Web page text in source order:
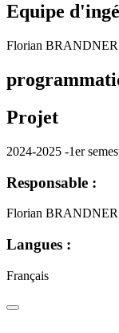
Equipe
Florian BRANDNER
Projet
2024-2025 -1er
Responsable :
Florian BRANDNER
Langues :
Français